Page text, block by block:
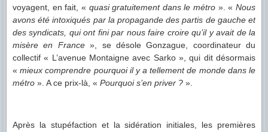
voyagent, en fait, « quasi gratuitement dans le métro ». «Nous
avons été intoxiqués par la propagande des partis de gauche et
des syndicats, qui ont fini par nous faire croire qu’il y avait de la
misère en France», se désole Gonzague, coordinateur du
collectif « L’avenue Montaigne avec Sarko », qui dit désormais
«mieux comprendre pourquoi il y a tellement de monde dans le
métro ». A ce prix-là, « Pourquoi s’en priver ? ».
Après la stupéfaction et la sidération initiales, les premières